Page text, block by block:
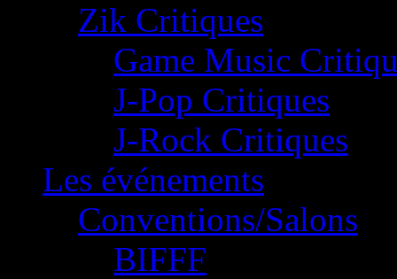
Zik Critiques
Game Music
J-Pop Critiques
J-Rock Critiques
Les événements
Conventions/Salons
BIFFF